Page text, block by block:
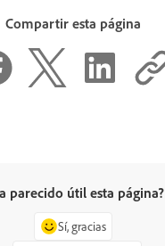
Compartir esta página
parecido útil esta página?
Sí, gracias